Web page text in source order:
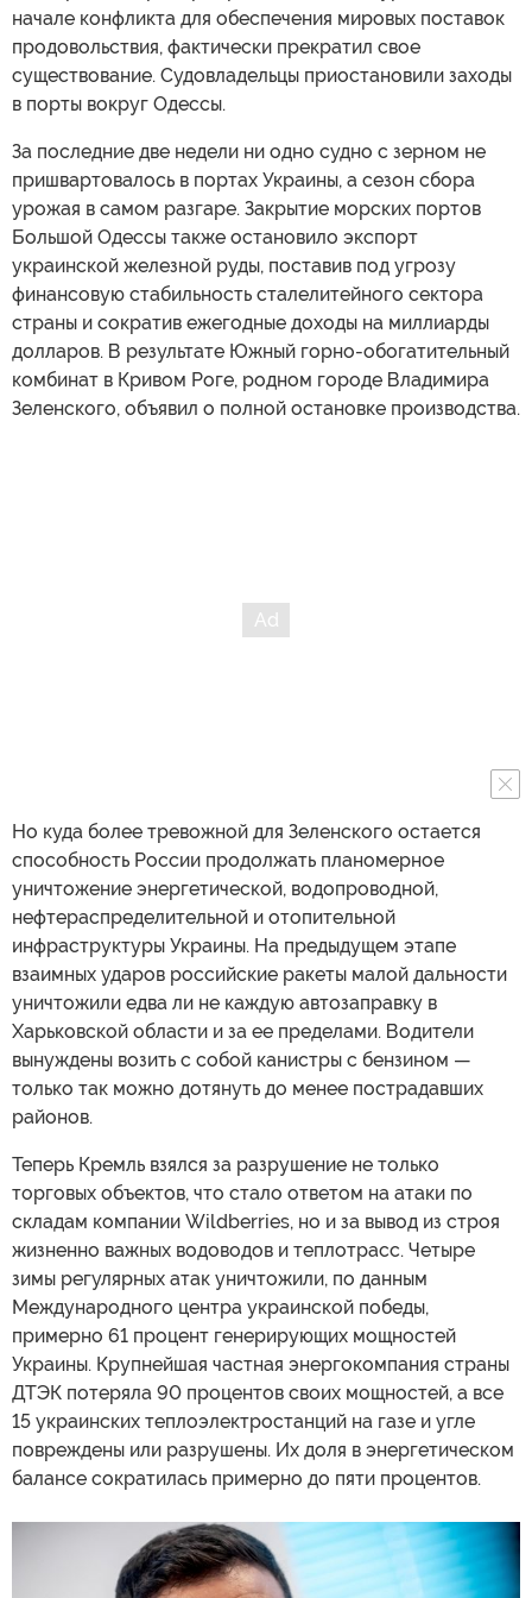
начале конфликта для обеспечения мировых поставок
продовольствия, фактически прекратил свое
существование. Судовладельцы приостановили заходы
в порты вокруг Одессы.
За последние две недели ни одно судно с зерном не
пришвартовалось в портах Украины, а сезон сбора
урожая в самом разгаре. Закрытие морских портов
Большой Одессы также остановило экспорт
украинской железной руды, поставив под угрозу
финансовую стабильность сталелитейного сектора
страны и сократив ежегодные доходы на миллиарды
долларов. В результате Южный горно-обогатительный
комбинат в Кривом Роге, родном городе Владимира
Зеленского, объявил о полной остановке производства.
Но куда более тревожной для Зеленского остается
способность России продолжать планомерное
уничтожение энергетической, водопроводной,
нефтераспределительной и отопительной
инфраструктуры Украины. На предыдущем этапе
взаимных ударов российские ракеты малой дальности
уничтожили едва ли не каждую автозаправку в
Харьковской области и за ее пределами. Водители
вынуждены возить с собой канистры с бензином —
только так можно дотянуть до менее пострадавших
районов.
Теперь Кремль взялся за разрушение не только
торговых объектов, что стало ответом на атаки по
складам компании Wildberries, но и за вывод из строя
жизненно важных водоводов и теплотрасс. Четыре
зимы регулярных атак уничтожили, по данным
Международного центра украинской победы,
примерно 61 процент генерирующих мощностей
Украины. Крупнейшая частная энергокомпания страны
ДТЭК потеряла 90 процентов своих мощностей, а все
15 украинских теплоэлектростанций на газе и угле
повреждены или разрушены. Их доля в энергетическом
балансе сократилась примерно до пяти процентов.